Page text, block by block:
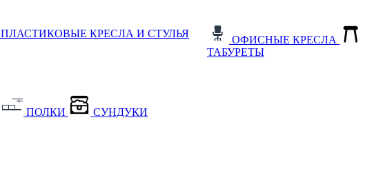
ПЛАСТИКОВЫЕ КРЕСЛА И СТУЛЬЯ
ОФИСНЫЕ КРЕСЛА
ТАБУРЕТЫ
ПОЛКИ СУНДУКИ